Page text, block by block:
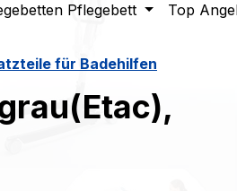
Pflegebett Top
für Badehilfen